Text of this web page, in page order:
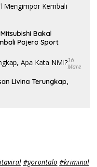
Bakal
Pajero Sport
16
Mare
Livina Terungkap,
#gorontalo #kriminal